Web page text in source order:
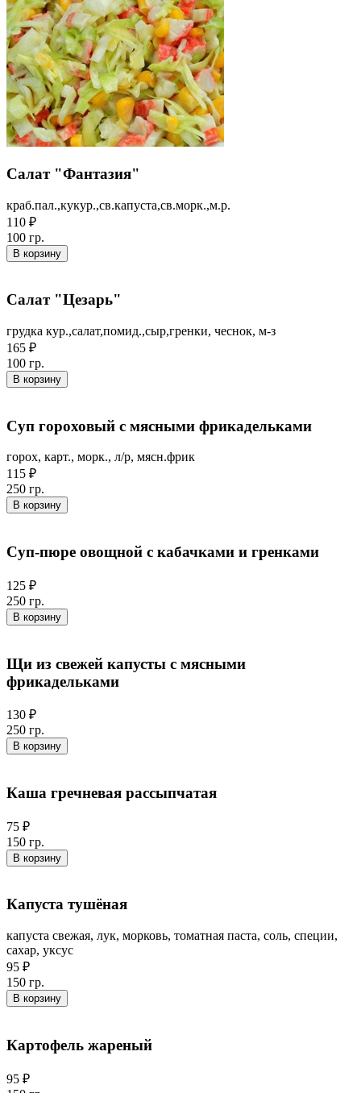
Салат "Фантазия"
краб.пал.,кукур.,св.капуста,св.морк.,м.р.
110 ₽
100 гр.
В корзину
Салат "Цезарь"
грудка кур.,салат,помид.,сыр,гренки, чеснок, м-з
165 ₽
100 гр.
В корзину
Суп гороховый с мясными фрикадельками
горох, карт., морк., л/р, мясн.фрик
115 ₽
250 гр.
В корзину
Суп-пюре овощной с кабачками и гренками
125 ₽
250 гр.
В корзину
Щи из свежей капусты с мясными
фрикадельками
130 ₽
250 гр.
В корзину
Каша гречневая рассыпчатая
75 ₽
150 гр.
В корзину
Капуста тушёная
капуста свежая, лук, морковь, томатная паста, соль, специи,
сахар, уксус
95 ₽
150 гр.
В корзину
Картофель жареный
95 ₽